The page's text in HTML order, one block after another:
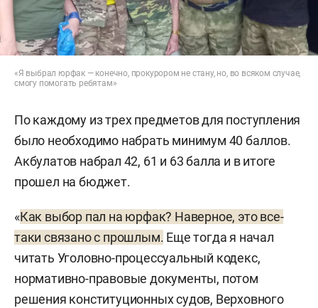
«Я выбрал юрфак — конечно, прокурором не стану, но, во всяком случае,
смогу помогать ребятам»
По каждому из трех предметов для поступления
было необходимо набрать минимум 40 баллов.
Акбулатов набрал 42, 61 и 63 балла и в итоге
прошел на бюджет.
«Как выбор пал на юрфак? Наверное, это все-
таки связано с прошлым. Еще тогда я начал
читать Уголовно-процессуальный кодекс,
нормативно-правовые документы, потом
решения конституционных судов, Верховного